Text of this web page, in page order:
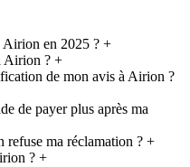
Airion en 2025 ?+
Airion ?+
de mon avis à Airion ?
de payer plus après ma
refuse ma réclamation ?+
?+